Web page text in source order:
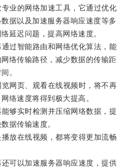
的网络加速工具，它通过优化
据以及加速服务器响应速度等多
延迟问题，提高网络速度。
智能路由和网络优化算法，能
络传输路径，减少数据的传输距
。
页、观看在线视频时，将不再
络速度将得到极大提高。
实时检测并压缩网络数据，提
据传输速度。
在线视频，都将变得更加流畅
以加速服务器响应速度，提供